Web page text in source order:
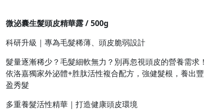
微泌囊生髮頭皮精華露 / 500g
科研升級｜專為毛髮稀薄、頭皮脆弱設計
髮量逐漸稀少？毛髮細軟無力？別再忽視頭皮的營養需求！
依洛嘉獨家外泌體+胜肽活性複合配方，強健髮根，養出豐
盈秀髮
多重養髮活性精華｜打造健康頭皮環境